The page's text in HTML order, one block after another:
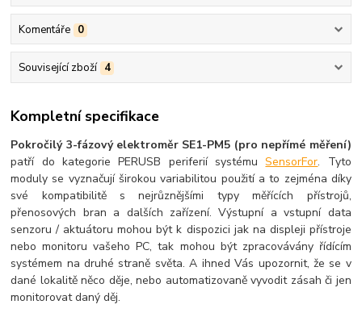
Komentáře 0
Související zboží 4
Kompletní specifikace
Pokročilý 3-fázový elektroměr SE1-PM5 (pro nepřímé měření)
patří do kategorie PERUSB periferií systémuSensorFor. Tyto
moduly se vyznačují širokou variabilitou použití a to zejména díky
své kompatibilitě s nejrůznějšími typy měřících přístrojů,
přenosových bran a dalších zařízení. Výstupní a vstupní data
senzoru / aktuátoru mohou být k dispozici jak na displeji přístroje
nebo monitoru vašeho PC, tak mohou být zpracovávány řídícím
systémem na druhé straně světa. A ihned Vás upozornit, že se v
dané lokalitě něco děje, nebo automatizovaně vyvodit zásah či jen
monitorovat daný děj.